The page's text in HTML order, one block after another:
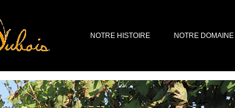
NOTRE HISTOIRE NOTRE DOMAINE